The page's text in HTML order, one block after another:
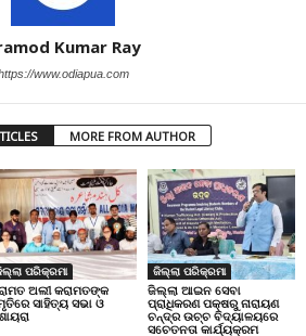
Kumar Ray
www.odiapua.com
MORE FROM AUTHOR
ପରିକ୍ରମା
ଅଲୀ କରାମତଙ୍କ
ସାହିତ୍ୟ ସଭା ଓ
ଜିଲ୍ଲା ପରିକ୍ରମା
ଜିଲ୍ଲା ଆଇନ ସେବା
ପ୍ରାଧିକରଣ ପକ୍ଷରୁ ନାରାୟଣ
ଚନ୍ଦ୍ର ଉଚ୍ଚ ବିଦ୍ୟାଳୟରେ
ସଚେତନତା କାର୍ଯ୍ୟକ୍ରମ